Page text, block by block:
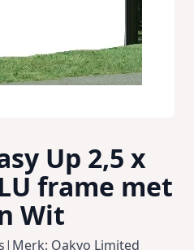
Up 2,5 x
frame met
Wit
| Merk: Oakyo Limited